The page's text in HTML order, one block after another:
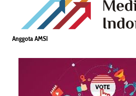
Anggota AMSI